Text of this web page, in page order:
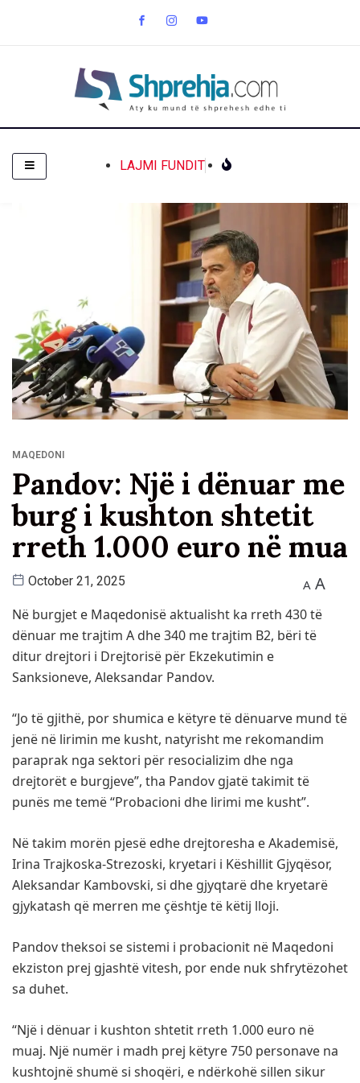
LAJMI FUNDIT
MAQEDONI
Pandov: Një i dënuar me
burg i kushton shtetit
rreth 1.000 euro në mua
October 21, 2025 A A
Në burgjet e Maqedonisë aktualisht ka rreth 430 të
dënuar me trajtim A dhe 340 me trajtim B2, bëri të
ditur drejtori i Drejtorisë për Ekzekutimin e
Sanksioneve, Aleksandar Pandov.
“Jo të gjithë, por shumica e këtyre të dënuarve mund të
jenë në lirimin me kusht, natyrisht me rekomandim
paraprak nga sektori për resocializim dhe nga
drejtorët e burgjeve”, tha Pandov gjatë takimit të
punës me temë “Probacioni dhe lirimi me kusht”.
Në takim morën pjesë edhe drejtoresha e Akademisë,
Irina Trajkoska-Strezoski, kryetari i Këshillit Gjyqësor,
Aleksandar Kambovski, si dhe gjyqtarë dhe kryetarë
gjykatash që merren me çështje të këtij lloji.
Pandov theksoi se sistemi i probacionit në Maqedoni
ekziston prej gjashtë vitesh, por ende nuk shfrytëzohet
sa duhet.
“Një i dënuar i kushton shtetit rreth 1.000 euro në
muaj. Një numër i madh prej këtyre 750 personave na
kushtojnë shumë si shoqëri, e ndërkohë sillen sikur